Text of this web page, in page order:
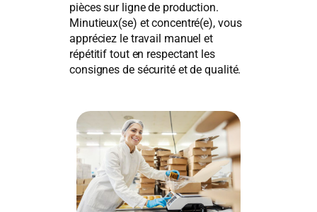
pièces sur ligne de production.
Minutieux(se) et concentré(e), vous
appréciez le travail manuel et
répétitif tout en respectant les
consignes de sécurité et de qualité.